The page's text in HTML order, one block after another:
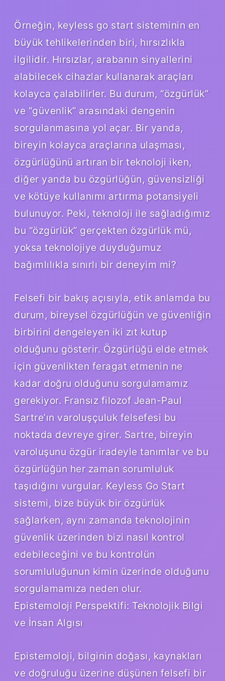
Örneğin, keyless go start sisteminin en
büyük tehlikelerinden biri, hırsızlıkla
ilgilidir. Hırsızlar, arabanın sinyallerini
alabilecek cihazlar kullanarak araçları
kolayca çalabilirler. Bu durum, “özgürlük”
ve “güvenlik” arasındaki dengenin
sorgulanmasına yol açar. Bir yanda,
bireyin kolayca araçlarına ulaşması,
özgürlüğünü artıran bir teknoloji iken,
diğer yanda bu özgürlüğün, güvensizliği
ve kötüye kullanımı artırma potansiyeli
bulunuyor. Peki, teknoloji ile sağladığımız
bu “özgürlük” gerçekten özgürlük mü,
yoksa teknolojiye duyduğumuz
bağımlılıkla sınırlı bir deneyim mi?
Felsefi bir bakış açısıyla, etik anlamda bu
durum, bireysel özgürlüğün ve güvenliğin
birbirini dengeleyen iki zıt kutup
olduğunu gösterir. Özgürlüğü elde etmek
için güvenlikten feragat etmenin ne
kadar doğru olduğunu sorgulamamız
gerekiyor. Fransız filozof Jean-Paul
Sartre’ın varoluşçuluk felsefesi bu
noktada devreye girer. Sartre, bireyin
varoluşunu özgür iradeyle tanımlar ve bu
özgürlüğün her zaman sorumluluk
taşıdığını vurgular. Keyless Go Start
sistemi, bize büyük bir özgürlük
sağlarken, aynı zamanda teknolojinin
güvenlik üzerinden bizi nasıl kontrol
edebileceğini ve bu kontrolün
sorumluluğunun kimin üzerinde olduğunu
sorgulamamıza neden olur.
Epistemoloji Perspektifi: Teknolojik Bilgi
ve İnsan Algısı
Epistemoloji, bilginin doğası, kaynakları
ve doğruluğu üzerine düşünen felsefi bir